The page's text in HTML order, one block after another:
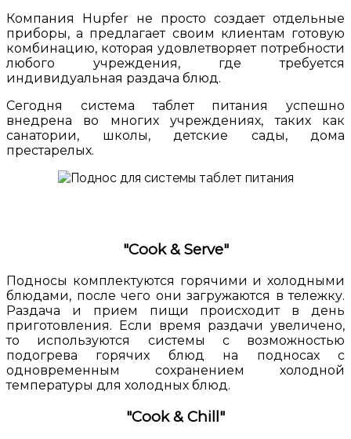
Компания Hupfer не просто создает отдельные
приборы, а предлагает своим клиентам готовую
комбинацию, которая удовлетворяет потребности
любого учреждения, где требуется
индивидуальная раздача блюд.
Сегодня система таблет питания успешно
внедрена во многих учреждениях, таких как
санатории, школы, детские сады, дома
престарелых.
"Cook & Serve"
Подносы комплектуются горячими и холодными
блюдами, после чего они загружаются в тележку.
Раздача и прием пищи происходит в день
приготовления. Если время раздачи увеличено,
то используются системы с возможностью
подогрева горячих блюд на подносах с
одновременным сохранением холодной
температуры для холодных блюд.
"Cook & Chill"